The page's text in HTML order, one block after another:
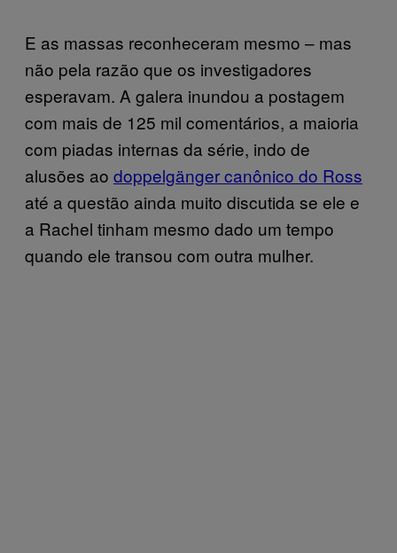
E as massas reconheceram mesmo – mas
não pela razão que os investigadores
esperavam. A galera inundou a postagem
com mais de 125 mil comentários, a maioria
com piadas internas da série, indo de
alusões ao doppelgänger canônico do Ross
até a questão ainda muito discutida se ele e
a Rachel tinham mesmo dado um tempo
quando ele transou com outra mulher.